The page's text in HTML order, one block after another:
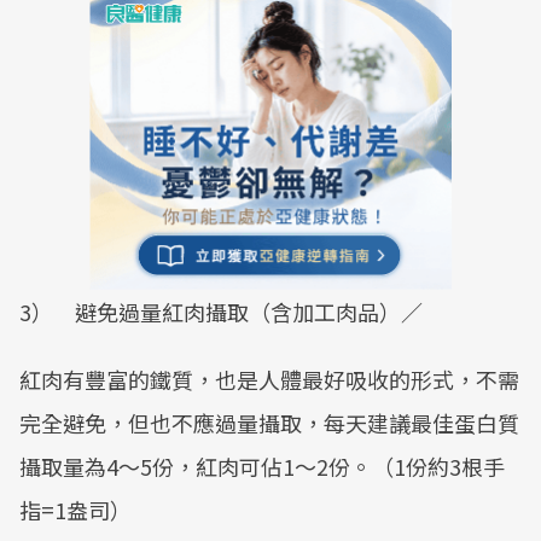
3） 避免過量紅肉攝取（含加工肉品）／
紅肉有豐富的鐵質，也是人體最好吸收的形式，不需
完全避免，但也不應過量攝取，每天建議最佳蛋白質
攝取量為4～5份，紅肉可佔1～2份。（1份約3根手
指=1盎司）